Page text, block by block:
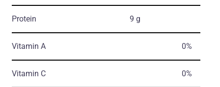
Protein 9 g
Vitamin A 0%
Vitamin C 0%